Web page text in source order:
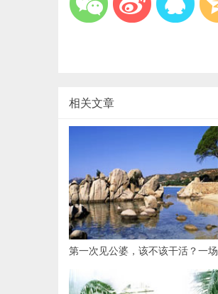
相关文章
第一次见公婆，该不该干活？一场
关乎情商与自我的微妙博弈